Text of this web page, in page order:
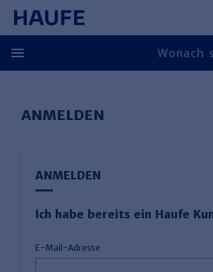
Springe direkt zum
Zum Hauptinhalt springen
Zur Navigation springen
Zur Suche springen
ANMELDEN
ANMELDEN
Ich habe bereits ein Haufe
E-Mail-Adresse